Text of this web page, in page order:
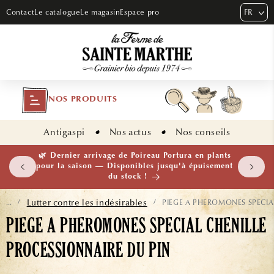
ET PASSER
ContactLe catalogueLe magasinEspace pro FR
NOS PRODUITS
Antigaspi Nos actus Nos conseils
🌱 NOUVEAUTÉ — Ail Rocambole AB · Lot de 10
bulbilles · En stock maintenant
... / Lutter contre les indésirables / PIEGE A PHEROMONES
PIEGE A PHEROMONES SPECIAL CHENILLE
PROCESSIONNAIRE DU PIN